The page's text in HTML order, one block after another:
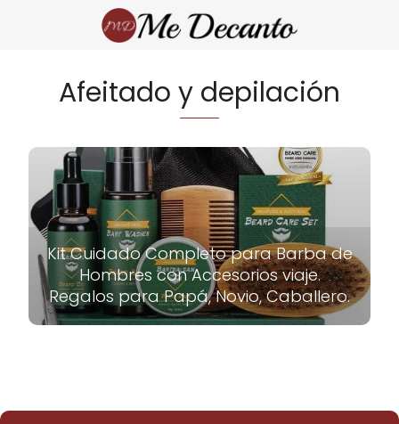
Afeitado y depilación
Kit Cuidado Completo para Barba de
Hombres con Accesorios viaje.
Regalos para Papá, Novio, Caballero.